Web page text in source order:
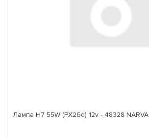
Лампа H7 55W (PX26d) 12v - 48328 NARVA